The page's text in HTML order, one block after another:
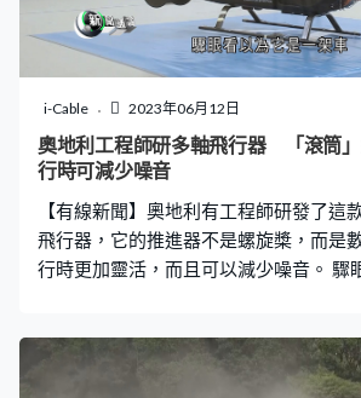
水建築設施，包括醫院、學校、農場等
平面上升，甚至足以抵禦一定程度的海
「同源都市」，意思是衣食住行，醫療
在市內解決，自成一個經濟圈。 現時計
範疇的企業與學者組成聯盟，包括東京
是2027年獲政府開綠燈，2030年開始
i-Cable 2023年06月12日
奧地利工程師研多軸飛行器 「滾筒
行時可減少噪音
【有線新聞】奧地利有工程師研發了這
飛行器，它的推進器不是螺旋槳，而是
行時更加靈活，而且可以減少噪音。 驟
個滾筒也是個橫軸旋翼，主軸連著5塊
槳翼向前划產生推力。和螺旋槳不同的